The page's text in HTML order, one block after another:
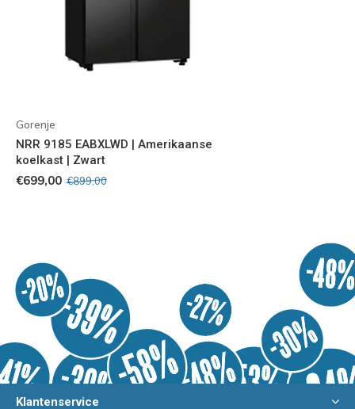
Gorenje
NRR 9185 EABXLWD | Amerikaanse
koelkast | Zwart
€699,00 €899,00
Klantenservice